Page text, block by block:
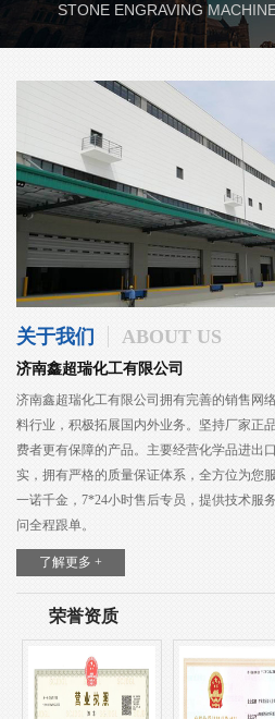
STONE ENGRAVING
关于我们 ABOUT US
济南鑫超瑞化工有限公司
济南鑫超瑞化工有限公司拥有完善的销售网
料行业，积极拓展国内外业务。坚持厂家正
费者更有保障的产品。主要经营化学品进出
实，拥有严格的质量保证体系，全方位为您
一诺千金，7*24小时售后专员，提供技术服
问全程跟单。
了解更多 +
荣誉资质